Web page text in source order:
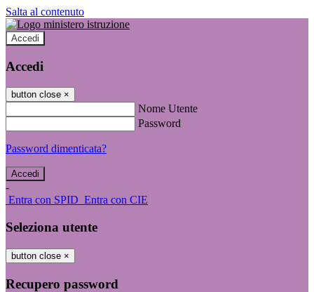
Salta al contenuto
Accedi
Accedi
button close ×
Nome Utente
Password
Password dimenticata?
-
Entra con SPID Entra con CIE
Seleziona utente
button close ×
Recupero password